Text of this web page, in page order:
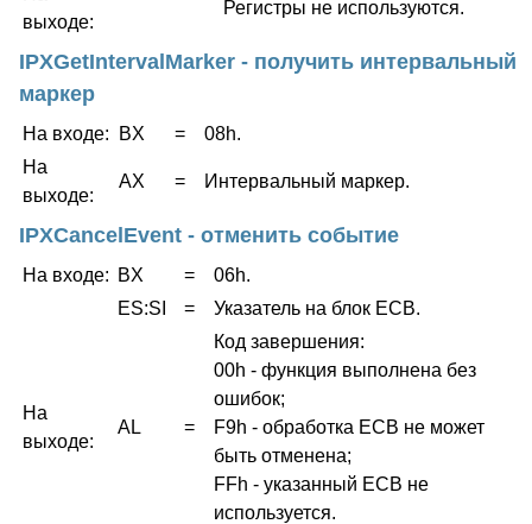
выходе:
Регистры не используются.
IPXGetIntervalMarker - получить интервальный
маркер
На входе: BX =
08h.
На
выходе:
AX = Интервальный маркер.
IPXCancelEvent - отменить событие
На входе: BX =
06h.
ES:SI
= Указатель на блок ECB.
На
выходе:
AL =
Код завершения:
00h - функция выполнена без
ошибок;
F9h - обработка ECB не может
быть отменена;
FFh - указанный ECB не
используется.